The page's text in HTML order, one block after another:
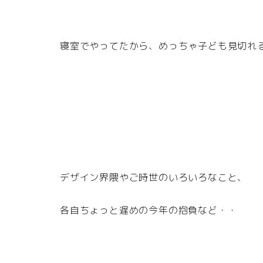
寝室でやってたから、めっちゃ子ども見切れ
デザイン界隈やご時世のいろいろなこと、
各自ちょっと遅めの今年の抱負など・・